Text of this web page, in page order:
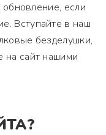
если
Вступайте в наш
безделушки,
на сайт нашими